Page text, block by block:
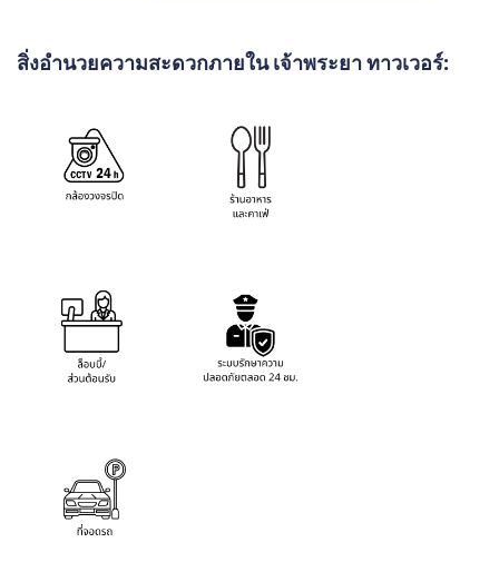
สิ่งอำนวยความสะดวกภายใน เจ้าพระยา ทาวเวอร์: